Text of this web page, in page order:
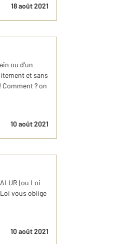
18 août 2021
ou d’un
et sans
? on
10 août 2021
(ou Loi
vous oblige
10 août 2021